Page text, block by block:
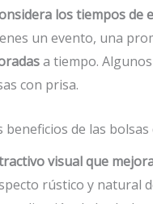
los tiempos de
un evento, una
a tiempo.
con prisa.
beneficios de las
visual que
rústico y natural